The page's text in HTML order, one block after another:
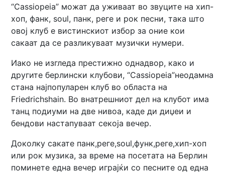
“Cassiopeia” можат да уживаат во звуците на хип-
хоп, фанк, soul, панк, реге и рок песни, така што
овој клуб е вистинскиот избор за оние кои
сакаат да се разликуваат музички нумери.
Иако не изгледа престижно однадвор, како и
другите берлински клубови, “Cassiopeia”неодамна
стана најпопуларен клуб во областа на
Friedrichshain. Во внатрешниот дел на клубот има
танц подиуми на две нивоа, каде ди диџеи и
бендови настапуваат секоја вечер.
Доколку сакате панк,реге,soul,функ,реге,хип-хоп
или рок музика, за време на посетата на Берлин
поминете една вечер играјќи со песните од една